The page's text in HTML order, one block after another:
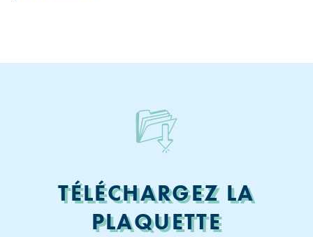
TÉLÉCHARGEZ LA
PLAQUETTE